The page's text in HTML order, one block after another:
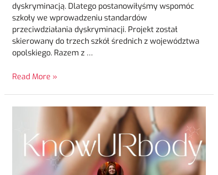
dyskryminacją. Dlatego postanowiłyśmy wspomóc
szkoły we wprowadzeniu standardów
przeciwdziałania dyskryminacji. Projekt został
skierowany do trzech szkół średnich z województwa
opolskiego. Razem z …
Read More »